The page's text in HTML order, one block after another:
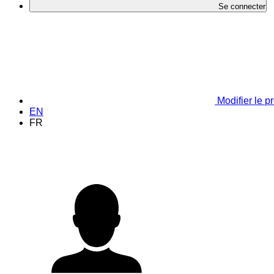
Se connecter
Modifier le
EN
FR